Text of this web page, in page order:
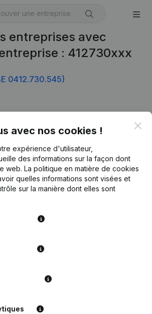
entreprises avec
: 412730xxx
0412.730.545)
avec nos cookies !
expérience d'utilisateur,
des informations sur la façon dont
web. La politique en matière de cookies
quelles informations sont visées et
sur la manière dont elles sont
Informations d’entreprise
Monitoring
Recherche internationale
Prospection